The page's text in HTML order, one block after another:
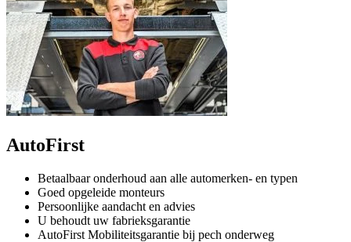
AutoFirst
Betaalbaar onderhoud aan alle automerken- en typen
Goed opgeleide monteurs
Persoonlijke aandacht en advies
U behoudt uw fabrieksgarantie
AutoFirst Mobiliteitsgarantie bij pech onderweg